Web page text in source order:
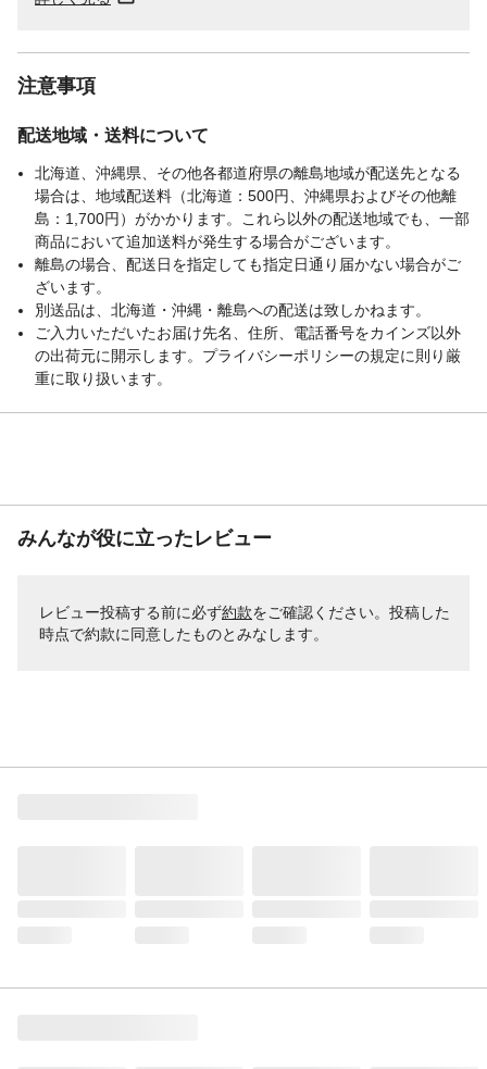
注意事項
配送地域・送料について
北海道、沖縄県、その他各都道府県の離島地域が配送先となる
場合は、地域配送料（北海道：500円、沖縄県およびその他離
島：1,700円）がかかります。これら以外の配送地域でも、一部
商品において追加送料が発生する場合がございます。
離島の場合、配送日を指定しても指定日通り届かない場合がご
ざいます。
別送品は、北海道・沖縄・離島への配送は致しかねます。
ご入力いただいたお届け先名、住所、電話番号をカインズ以外
の出荷元に開示します。プライバシーポリシーの規定に則り厳
重に取り扱います。
みんなが役に立ったレビュー
レビュー投稿する前に必ず約款をご確認ください。投稿した
時点で約款に同意したものとみなします。